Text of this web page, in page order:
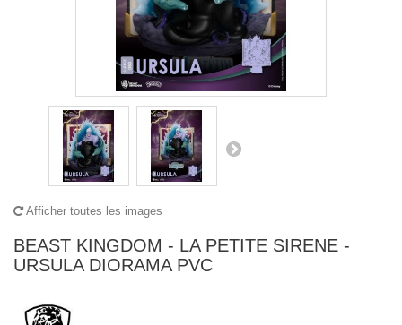
Afficher toutes les images
BEAST KINGDOM - LA PETITE SIRENE -
URSULA DIORAMA PVC